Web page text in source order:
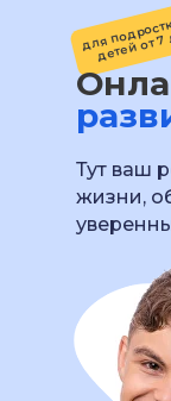
длядетей от
Тут ваш
жизни,